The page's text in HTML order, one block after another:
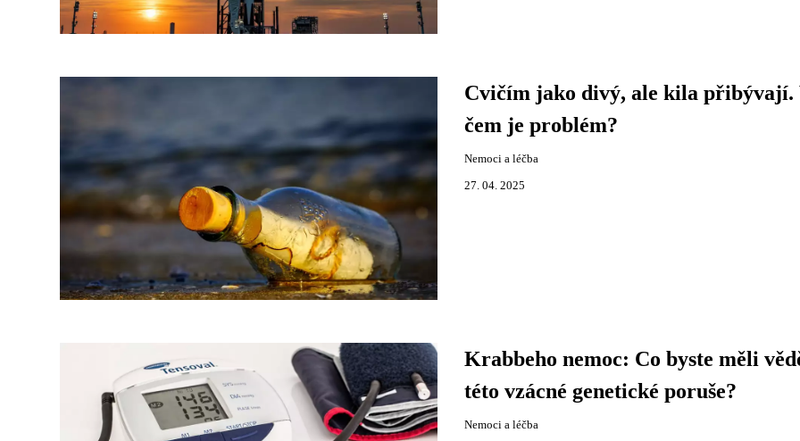
Cvičím jako divý, ale kila přibývají.
čem je problém?
Nemoci a léčba
27. 04. 2025
Krabbeho nemoc: Co byste měli
této vzácné genetické poruše?
Nemoci a léčba